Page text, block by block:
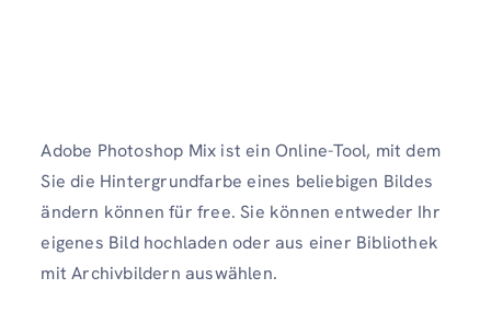
Adobe Photoshop Mix ist ein Online-Tool, mit dem
Sie die Hintergrundfarbe eines beliebigen Bildes
ändern können für free. Sie können entweder Ihr
eigenes Bild hochladen oder aus einer Bibliothek
mit Archivbildern auswählen.